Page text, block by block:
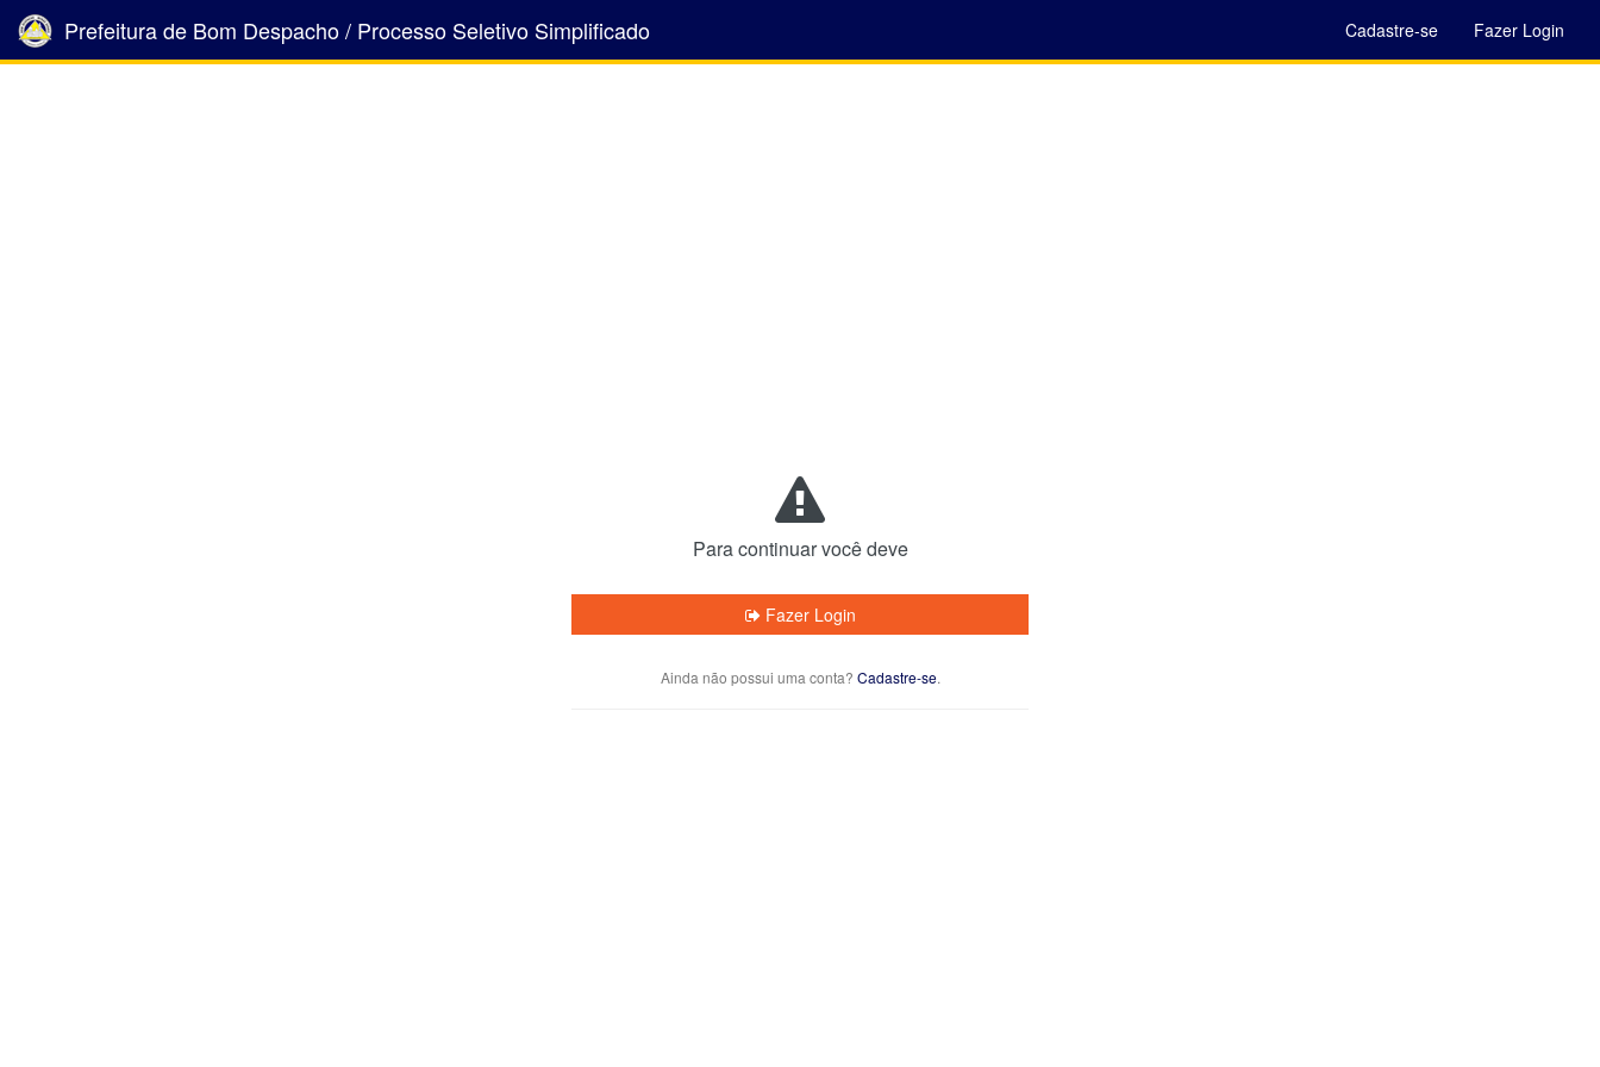
Prefeitura de Bom Despacho/ Processo Seletivo Simplificado Cadastre-se Fazer Login
Para continuar você deve
Fazer Login
Ainda não possui uma conta? Cadastre-se.